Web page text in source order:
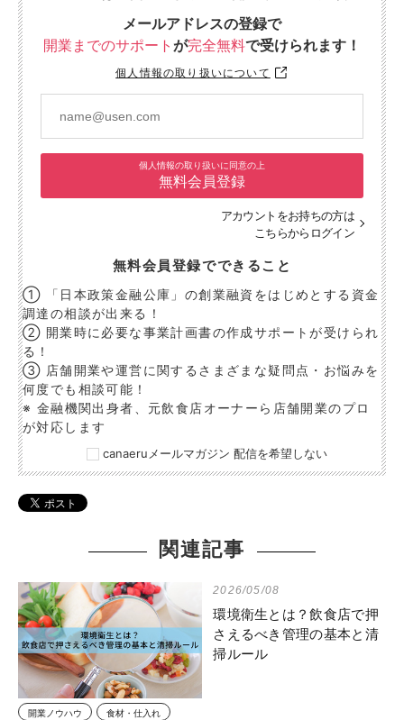
メールアドレスの登録で
開業までのサポート が完全無料で受けられます！
個人情報の取り扱いについて
個人情報の取り扱いに同意の上
無料会員登録
アカウントをお持ちの方は
こちらからログイン
無料会員登録でできること
① 「日本政策金融公庫」の創業融資をはじめとする資金
調達の相談が出来る！
② 開業時に必要な事業計画書の作成サポートが受けられ
る！
③ 店舗開業や運営に関するさまざまな疑問点・お悩みを
何度でも相談可能！
※ 金融機関出身者、元飲食店オーナーら店舗開業のプロ
が対応します
canaeruメールマガジン 配信を希望しない
関連記事
2026/05/08
環境衛生とは？飲食店で押
さえるべき管理の基本と清
掃ルール
開業ノウハウ 食材・仕入れ